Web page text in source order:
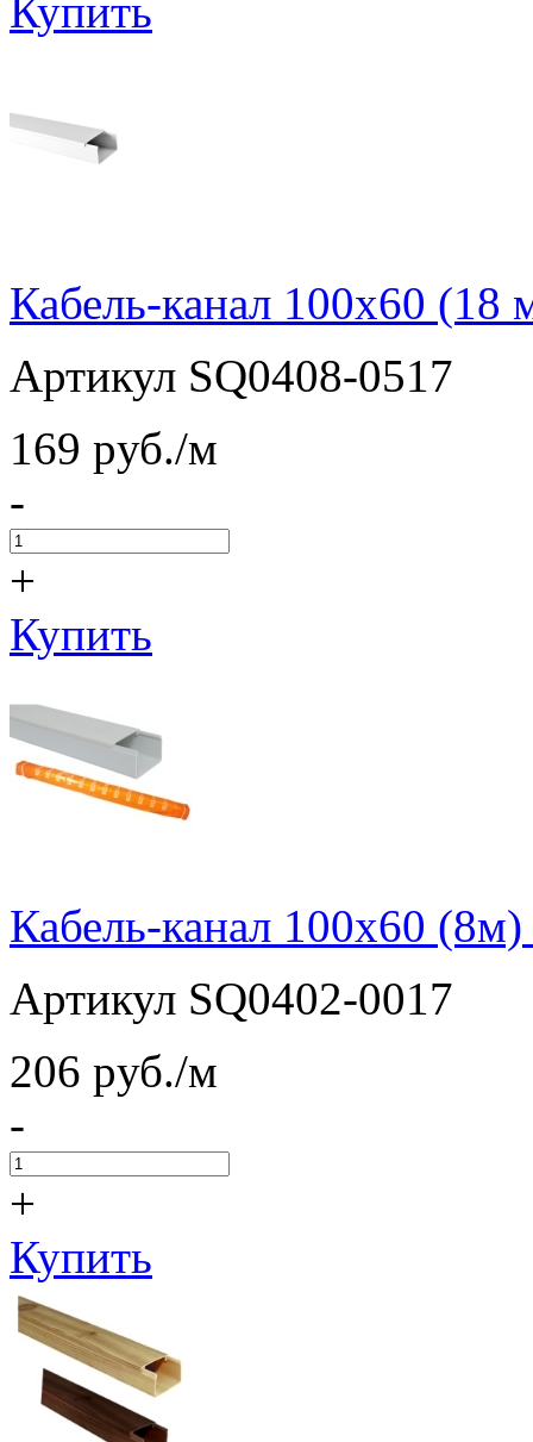
Купить
Кабель-канал 100х60
Артикул SQ0408-0517
169 pуб./м
-
+
Купить
Кабель-канал 100х60
Артикул SQ0402-0017
206 pуб./м
-
+
Купить